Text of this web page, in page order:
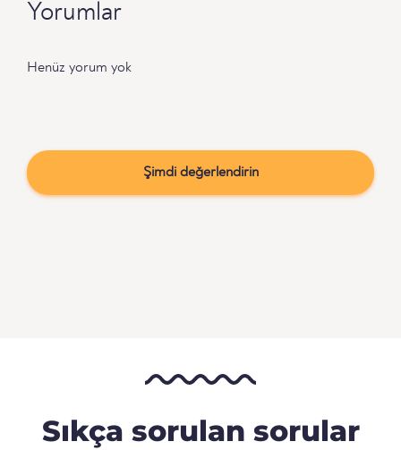
Yorumlar
Henüz yorum yok
Şimdi değerlendirin
Sıkça sorulan sorular